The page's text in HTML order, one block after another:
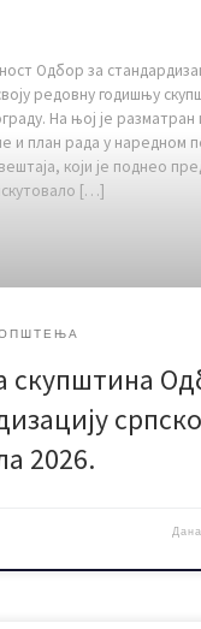
Одбор за
редовну годишњу
На њој је разматран
и план рада у наредном
који је поднео
[…]
2026.